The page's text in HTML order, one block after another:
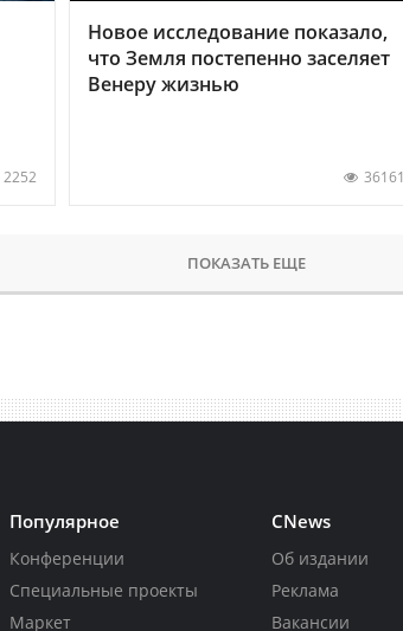
2252
Новое исследование показало,
что Земля постепенно заселяет
Венеру жизнью
36161
ПОКАЗАТЬ ЕЩЕ
Популярное
Конференции
Специальные проекты
Маркет
CNews
Об издании
Реклама
Вакансии